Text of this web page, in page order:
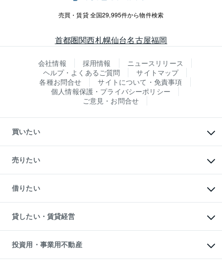
売買・賃貸 全国29,995件から物件検索
首都圏関西札幌仙台名古屋福岡
会社情報 採用情報
ニュースリリース
ヘルプ・よくあるご質問
サイトマップ
各種お問合せ
サイトについて・免責事項
個人情報保護・プライバシーポリシー
ご意見・お問合せ
買いたい
新築・分譲マンションの購入
中古マンションの購入
一戸建ての購入
中古一戸建ての購入
不動産購入の流れ
注目キーワード物件特集
購入ガイド
English 繁体中文簡体中文
売りたい
一戸建ての売却・査定
土地の売却・査定
スピードAI査定
不動産査定について
不動産売却の流れ
不動産買換えの流れ
売却ガイド
借りたい
オフィス・店舗の賃貸
借りるときの流れ
借りるガイド
貸したい・賃貸経営
マンション賃料データ
賃貸管理プラン
リロケーションについて
投資用・事業用不動産